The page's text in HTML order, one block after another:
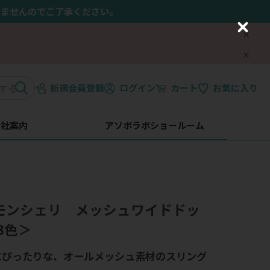
せんのでご了承ください。
新規会員登録 ログイン カート お気に入り
案内 アソボラボショールーム
シェリ メッシュワイドドッ
＞
ったりな、オールメッシュ素材のスリング
C
o